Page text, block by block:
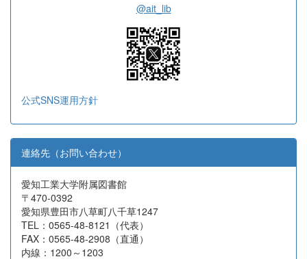
@ait_lib
公式SNS運用方針
連絡先（お問い合わせ）
愛知工業大学附属図書館
〒470-0392
愛知県豊田市八草町八千草1247
TEL：0565-48-8121（代表）
FAX：0565-48-2908（直通）
内線：1200～1203